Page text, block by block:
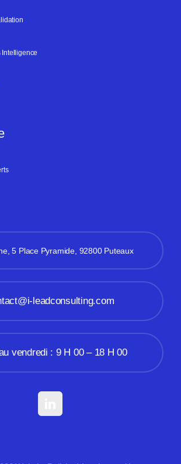
Intelligence
5 Place Pyramide, 92800 Puteaux
leadconsulting.com
vendredi : 9 H 00 – 18 H 00